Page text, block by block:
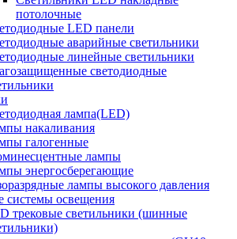
потолочные
LED панели
аварийные светильники
линейные светильники
светодиодные
лампа(LED)
накаливания
галогенные
лампы
энергосберегающие
лампы высокого давления
системы освещения
трековые светильники (шинные